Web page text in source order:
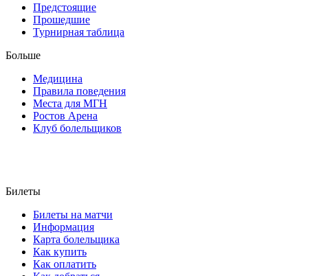
Предстоящие
Прошедшие
Турнирная таблица
Больше
Медицина
Правила поведения
Места для МГН
Ростов Арена
Клуб болельщиков
Билеты
Билеты на матчи
Информация
Карта болельщика
Как купить
Как оплатить